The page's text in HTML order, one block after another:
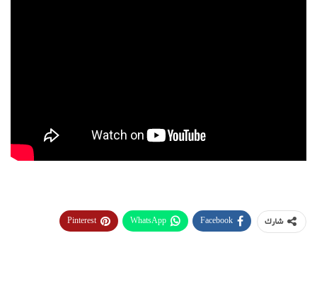
شارك Facebook
WhatsApp
Pinterest